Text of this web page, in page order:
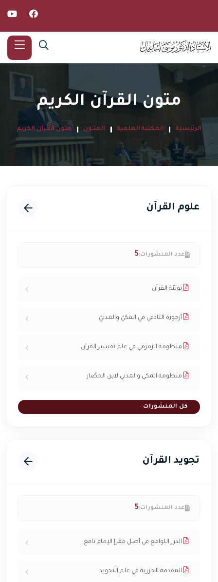
متون القرآن الكريم
الرئيسية المكتبة العلمية المتــون متون القرآن الكريم
علوم القرآن
عدد المنشورات:5
نونيّة القرآن
أرجوزة التاذفي في المكيّ والمدنيّ
منظومة الزمزمي في علم تفسير القرآن
منظومة المكي والمدني لابن الحصّار
كل المنشورات
تجويد القرآن
عدد المنشورات:5
الدرر اللوامع في أصل مقرإ الإمام نافع
المقدمة الجزرية في علم التجويد